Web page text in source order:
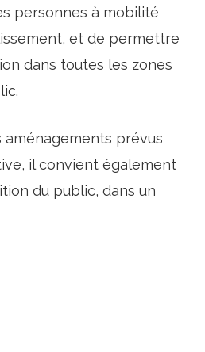
personnes à mobilité
et de permettre
dans toutes les zones
prévus
il convient également
du public, dans un